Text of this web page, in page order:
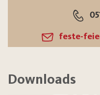
feste-
Downloads